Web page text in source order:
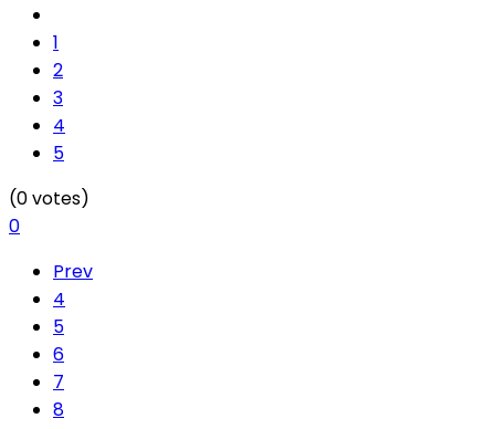
1
2
3
4
5
(0 votes)
0
Prev
4
5
6
7
8